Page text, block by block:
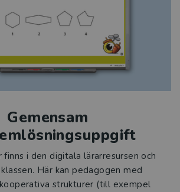
Gemensam
i den digitala lärarresursen och
Här kan pedagogen med
strukturer (till exempel